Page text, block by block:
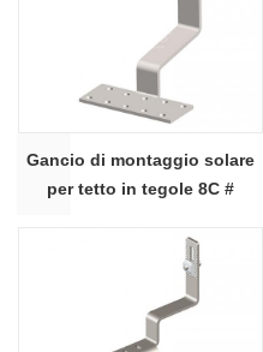
Gancio di montaggio solare
per tetto in tegole 8C #